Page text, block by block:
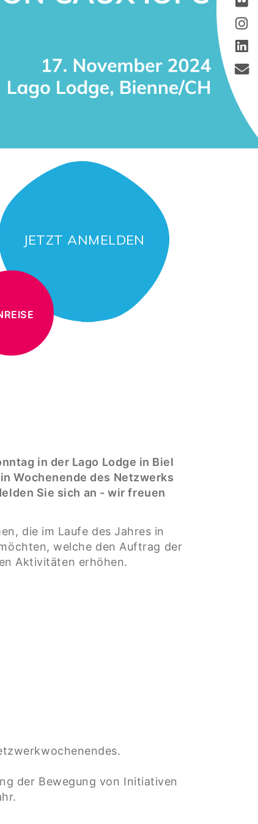
JETZT ANMELDEN
in der Lago Lodge in Biel
Wochenende des Netzwerks
Sie sich an - wir freuen
die im Laufe des Jahres in
welche den Auftrag der
Aktivitäten erhöhen.
der Bewegung von Initiativen